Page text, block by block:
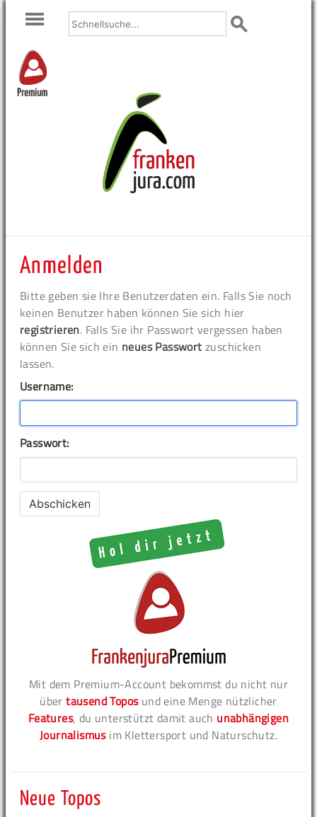
Premium
Anmelden
Bitte geben sie Ihre Benutzerdaten ein. Falls Sie noch
keinen Benutzer haben können Sie sich hier
registrieren. Falls Sie ihr Passwort vergessen haben
können Sie sich ein neues Passwort zuschicken
lassen.
Username:
Passwort:
Mit dem Premium-Account bekommst du nicht nur
übertausend Toposund eine Menge nützlicher
Features, du unterstützt damit auch unabhängigen
Journalismusim Klettersport und Naturschutz.
Neue Topos